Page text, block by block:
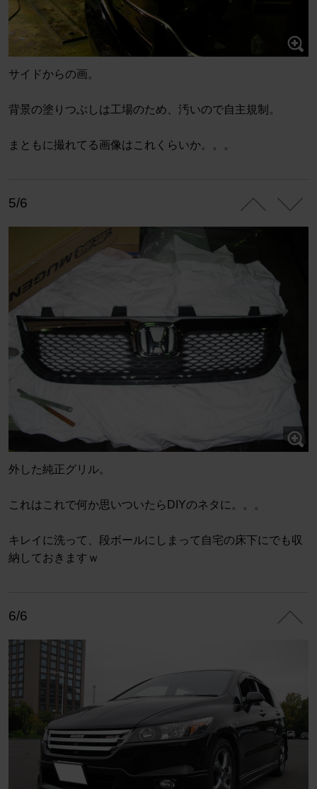
サイドからの画。
背景の塗りつぶしは工場のため、汚いので自主規制。
まともに撮れてる画像はこれくらいか。。。
5/6
外した純正グリル。
これはこれで何か思いついたらDIYのネタに。。。
キレイに洗って、段ボールにしまって自宅の床下にでも収
納しておきますｗ
6/6